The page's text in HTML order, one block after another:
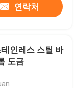
연락처
인레스 스틸 바
도금